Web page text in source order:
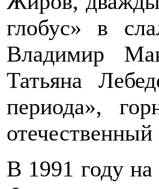
глобус» в
Владимир
Татьяна
периода»,
В 1991 году на